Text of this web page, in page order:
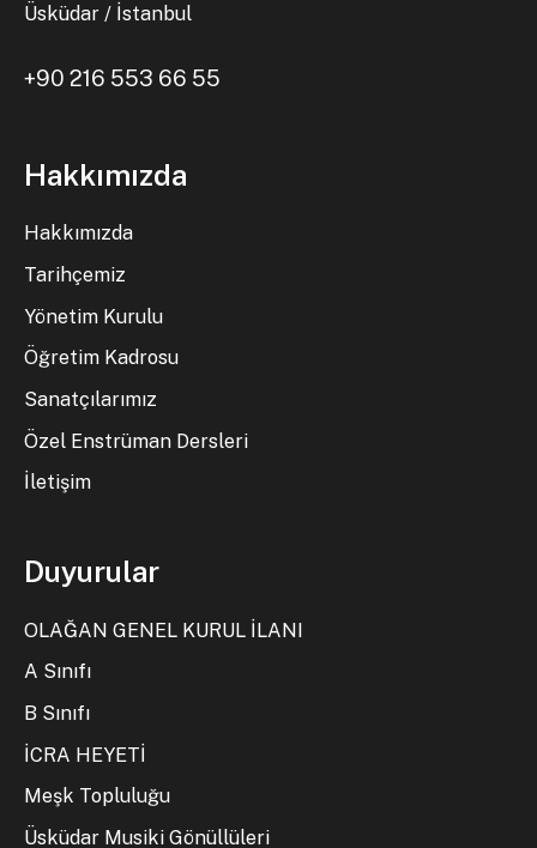
Üsküdar / İstanbul
+90 216 553 66 55
Hakkımızda
Hakkımızda
Tarihçemiz
Yönetim Kurulu
Öğretim Kadrosu
Sanatçılarımız
Özel Enstrüman Dersleri
İletişim
Duyurular
OLAĞAN GENEL KURUL İLANI
A Sınıfı
B Sınıfı
İCRA HEYETİ
Meşk Topluluğu
Üsküdar Musiki Gönüllüleri